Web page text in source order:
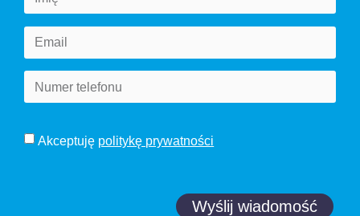
Akceptuję politykę prywatności
Wyślij wiadomość